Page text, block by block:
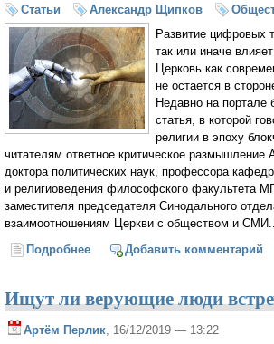
Статьи Александр Щипков
Развитие цифровых
так или иначе
Церковь как
не остается в
Недавно на портале
статья, в которой
религии в эпоху
читателям ответное критическое размышление
доктора политических наук, профессора
и религиоведения философского факультета
заместителя председателя Синодального
взаимоотношениям Церкви с обществом и
Подробнее о Цифровая Плерома
Добавить комментарий
Ищут ли верующие люди
Артём Перлик , 16/12/2019 — 13:22